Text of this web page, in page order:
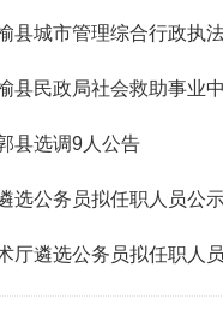
城市管理综合行政执法大队
民政局社会救助事业中心
县选调9人公告
选公务员拟任职人员公
厅遴选公务员拟任职人